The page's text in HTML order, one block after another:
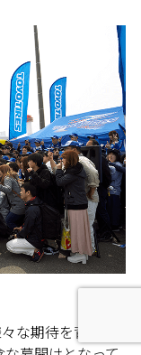
な期待を背負い、